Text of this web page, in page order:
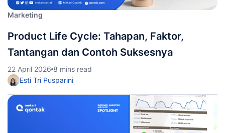
Marketing
Product Life Cycle: Tahapan, Faktor,
Tantangan dan Contoh Suksesnya
22 April 2026 8 mins read
Esti Tri Pusparini